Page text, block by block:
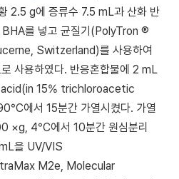
2.5 g에 증류수 7.5 mL과 산화 반
BHA를 넣고 균질기(PolyTron ®
Switzerland)를 사용하여
사용하였다. 반응혼합물에 2 mL
15% trichloroacetic
에서 15분간 가열시켰다. 가열
×g, 4°C에서 10분간 원심분리
을 UV/VIS
M2e, Molecular